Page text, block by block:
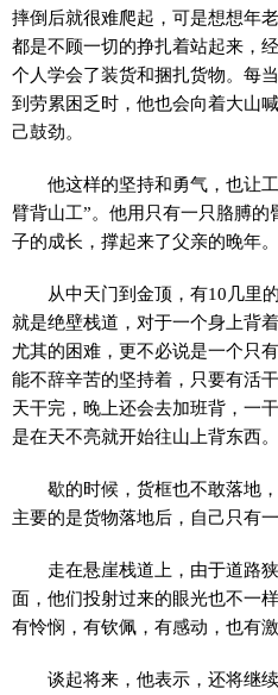
摔倒后就很难爬起，可是想想年
都是不顾一切的挣扎着站起来，
个人学会了装货和捆扎货物。每
到劳累困乏时，他也会向着大山
己鼓劲。
他这样的坚持和勇气，也让
臂背山工”。他用只有一只胳膊
子的成长，撑起来了父亲的晚年。
从中天门到金顶，有10几里
就是绝壁栈道，对于一个身上背
尤其的困难，更不必说是一个只
能不辞辛苦的坚持着，只要有活
天干完，晚上还会去加班背，一
是在天不亮就开始往山上背东西。
歇的时候，货框也不敢落地
主要的是货物落地后，自己只有
走在悬崖栈道上，由于道路
面，他们投射过来的眼光也不一
有怜悯，有钦佩，有感动，也有激
谈起将来，他表示，还将继